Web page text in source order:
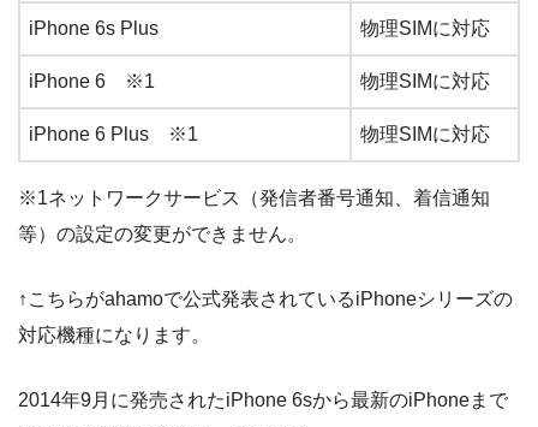
iPhone 6s Plus 物理SIMに対応
iPhone 6 ※1 物理SIMに対応
iPhone 6 Plus ※1 物理SIMに対応
※1ネットワークサービス（発信者番号通知、着信通知
等）の設定の変更ができません。
↑こちらがahamoで公式発表されているiPhoneシリーズの
対応機種になります。
2014年9月に発売されたiPhone 6sから最新のiPhoneまで